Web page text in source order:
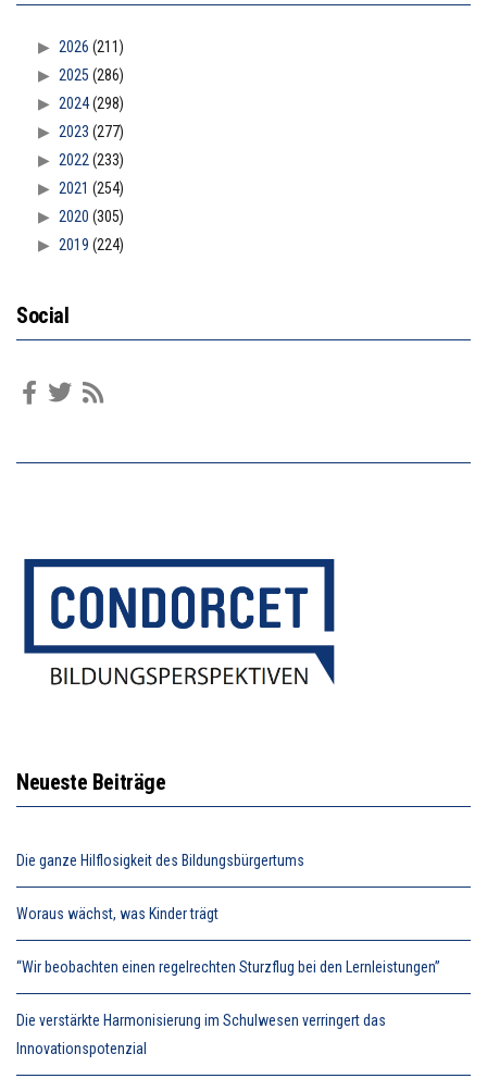
2026 (211)
2025 (286)
2024(298)
2023 (277)
2022(233)
2021 (254)
2020 (305)
2019 (224)
Social
Neueste Beiträge
Die ganze Hilflosigkeit des Bildungsbürgertums
Woraus wächst, was Kinder trägt
“Wir beobachten einen regelrechten Sturzflug bei den Lernleistungen”
Die verstärkte Harmonisierung im Schulwesen verringert das
Innovationspotenzial